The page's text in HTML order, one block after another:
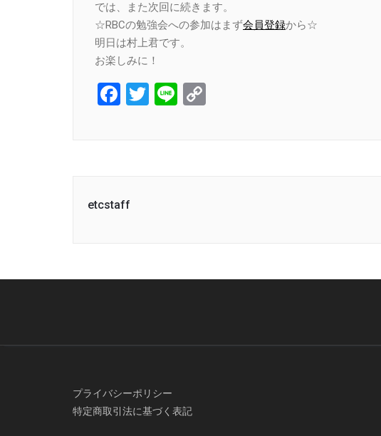
では、また次回に続きます。
☆RBCの勉強会への参加はまず会員登録から☆
明日は村上君です。
お楽しみに！
Facebook
Twitter
Line
etcstaff
プライバシーポリシー
特定商取引法に基づく表記